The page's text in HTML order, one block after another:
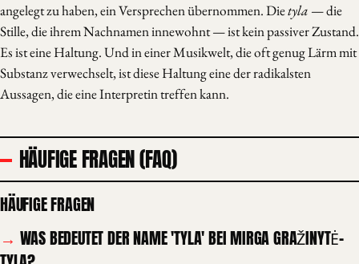
angelegt zu haben, ein Versprechen übernommen. Dietyla — die
Stille, die ihrem Nachnamen innewohnt — ist kein passiver Zustand.
Es ist eine Haltung. Und in einer Musikwelt, die oft genug Lärm mit
Substanz verwechselt, ist diese Haltung eine der radikalsten
Aussagen, die eine Interpretin treffen kann.
HÄUFIGE FRAGEN (FAQ)
HÄUFIGE FRAGEN
WAS BEDEUTET DER NAME 'TYLA' BEI MIRGA GRAŽINYTĖ-